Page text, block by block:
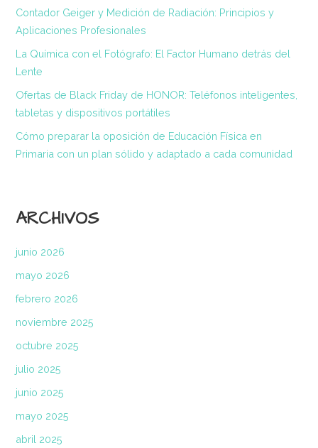
Contador Geiger y Medición de Radiación: Principios y
Aplicaciones Profesionales
La Química con el Fotógrafo: El Factor Humano detrás del
Lente
Ofertas de Black Friday de HONOR: Teléfonos inteligentes,
tabletas y dispositivos portátiles
Cómo preparar la oposición de Educación Física en
Primaria con un plan sólido y adaptado a cada comunidad
ARCHIVOS
junio 2026
mayo 2026
febrero 2026
noviembre 2025
octubre 2025
julio 2025
junio 2025
mayo 2025
abril 2025